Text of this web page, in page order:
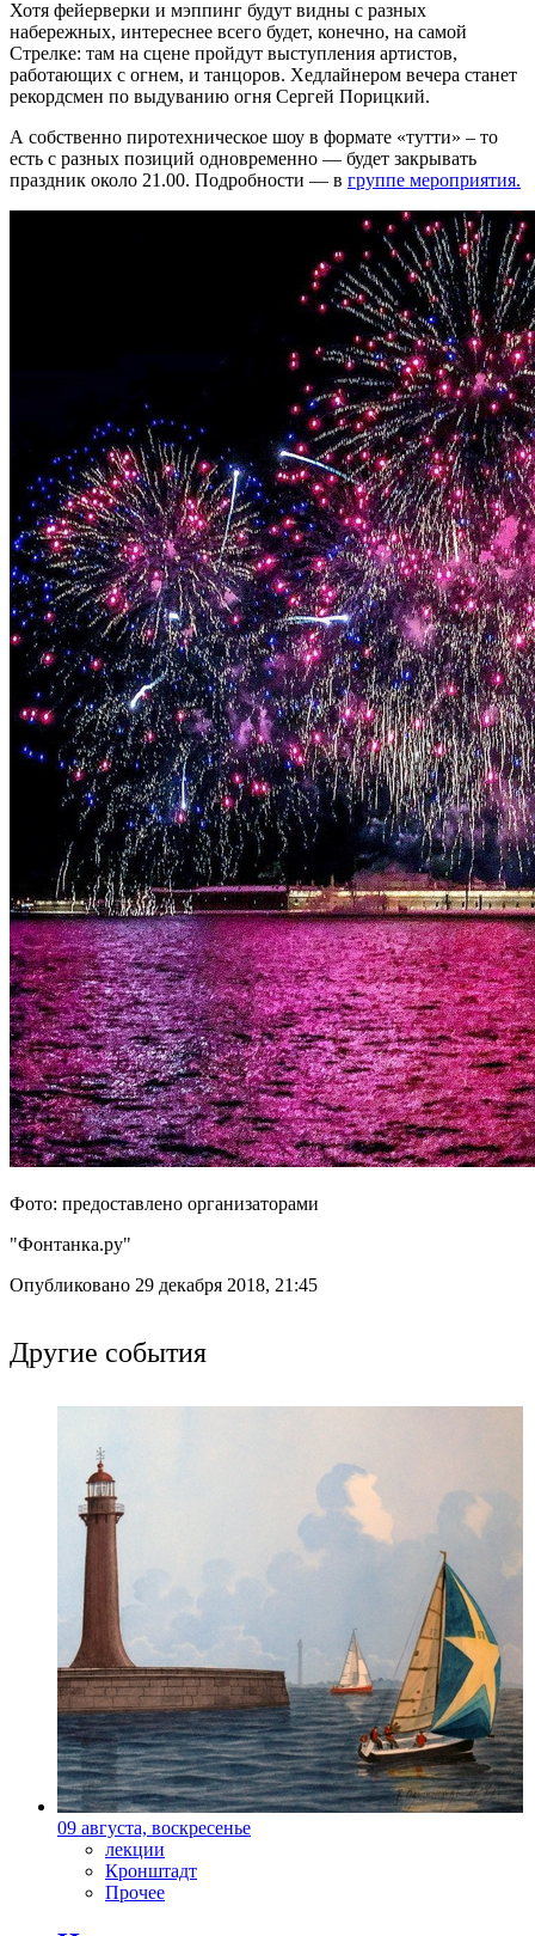
Хотя фейерверки и мэппинг будут видны с разных
набережных, интереснее всего будет, конечно, на самой
Стрелке: там на сцене пройдут выступления артистов,
работающих с огнем, и танцоров. Хедлайнером вечера станет
рекордсмен по выдуванию огня Сергей Порицкий.
А собственно пиротехническое шоу в формате «тутти» – то
есть с разных позиций одновременно — будет закрывать
праздник около 21.00. Подробности — в группе мероприятия.
Фото: предоставлено организаторами
"Фонтанка.ру"
Опубликовано 29 декабря 2018, 21:45
Другие события
09 августа, воскресенье
лекции
Кронштадт
Прочее